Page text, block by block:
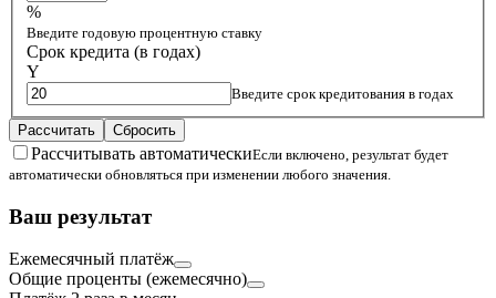
%
Введите годовую процентную ставку
Срок кредита (в годах)
Y
Введите срок кредитования в годах
Рассчитать Сбросить
Рассчитывать автоматическиЕсли включено, результат будет
автоматически обновляться при изменении любого значения.
Ваш результат
Ежемесячный платёж
Общие проценты (ежемесячно)